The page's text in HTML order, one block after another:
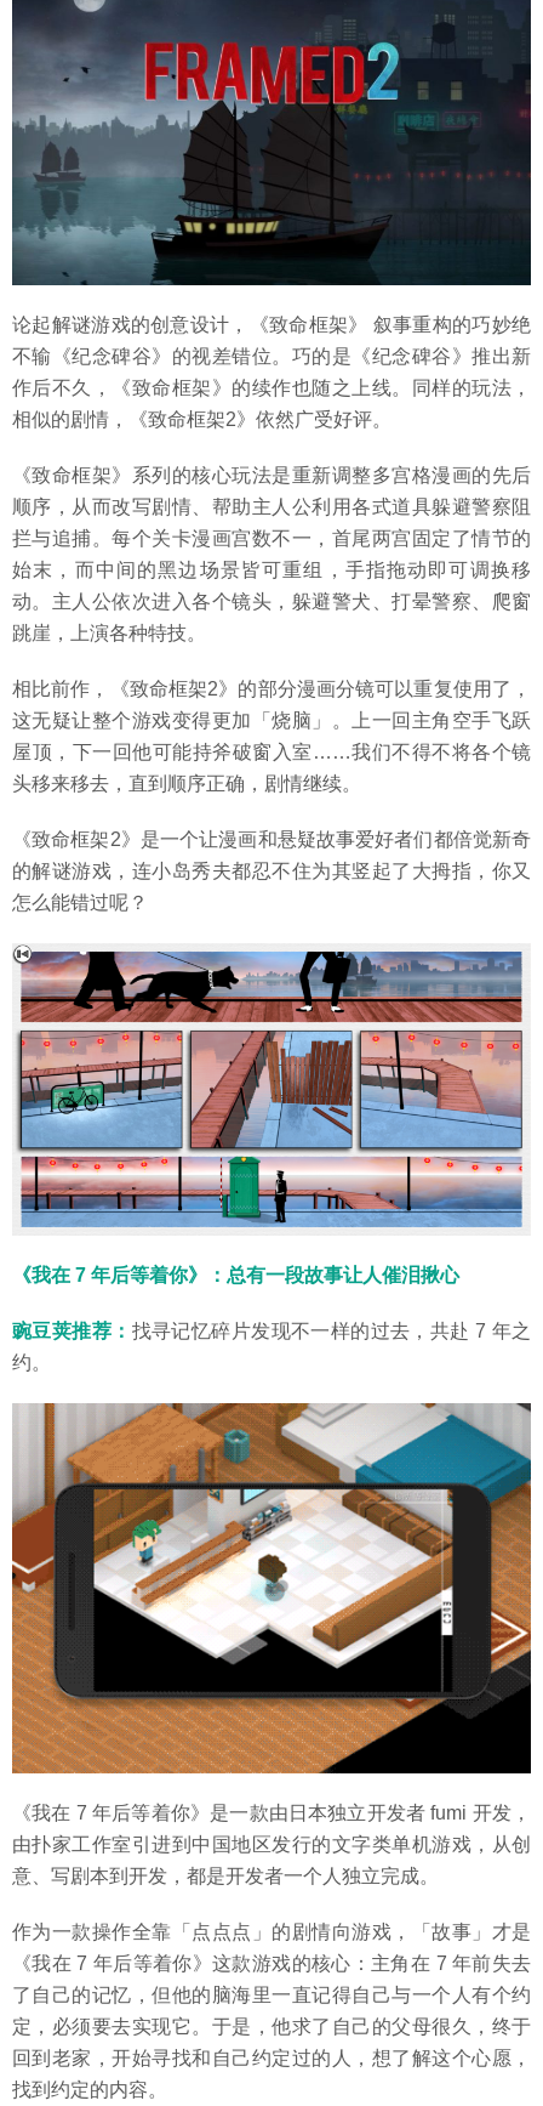
论起解谜游戏的创意设计，《致命框架》 叙事重构的巧妙绝
不输《纪念碑谷》的视差错位。巧的是《纪念碑谷》推出新
作后不久，《致命框架》的续作也随之上线。同样的玩法，
相似的剧情，《致命框架2》依然广受好评。
《致命框架》系列的核心玩法是重新调整多宫格漫画的先后
顺序，从而改写剧情、帮助主人公利用各式道具躲避警察阻
拦与追捕。每个关卡漫画宫数不一，首尾两宫固定了情节的
始末，而中间的黑边场景皆可重组，手指拖动即可调换移
动。主人公依次进入各个镜头，躲避警犬、打晕警察、爬窗
跳崖，上演各种特技。
相比前作，《致命框架2》的部分漫画分镜可以重复使用了，
这无疑让整个游戏变得更加「烧脑」。上一回主角空手飞跃
屋顶，下一回他可能持斧破窗入室……我们不得不将各个镜
头移来移去，直到顺序正确，剧情继续。
《致命框架2》是一个让漫画和悬疑故事爱好者们都倍觉新奇
的解谜游戏，连小岛秀夫都忍不住为其竖起了大拇指，你又
怎么能错过呢？
《我在 7 年后等着你》：总有一段故事让人催泪揪心
豌豆荚推荐： 找寻记忆碎片发现不一样的过去，共赴 7 年之
约。
《我在 7 年后等着你》是一款由日本独立开发者 fumi 开发，
由扑家工作室引进到中国地区发行的文字类单机游戏，从创
意、写剧本到开发，都是开发者一个人独立完成。
作为一款操作全靠「点点点」的剧情向游戏，「故事」才是
《我在 7 年后等着你》这款游戏的核心：主角在 7 年前失去
了自己的记忆，但他的脑海里一直记得自己与一个人有个约
定，必须要去实现它。于是，他求了自己的父母很久，终于
回到老家，开始寻找和自己约定过的人，想了解这个心愿，
找到约定的内容。